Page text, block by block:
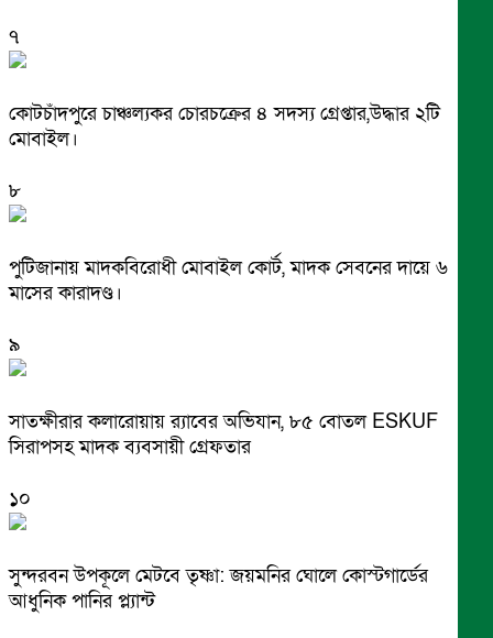
৭
কোটচাঁদপুরে চাঞ্চল্যকর চোরচক্রের ৪ সদস্য গ্রেপ্তার,উদ্ধার ২টি
মোবাইল।
৮
পুটিজানায় মাদকবিরোধী মোবাইল কোর্ট, মাদক সেবনের দায়ে ৬
মাসের কারাদণ্ড।
৯
সাতক্ষীরার কলারোয়ায় র‍্যাবের অভিযান, ৮৫ বোতল ESKUF
সিরাপসহ মাদক ব্যবসায়ী গ্রেফতার
১০
সুন্দরবন উপকূলে মেটবে তৃষ্ণা: জয়মনির ঘোলে কোস্টগার্ডের
আধুনিক পানির প্ল্যান্ট